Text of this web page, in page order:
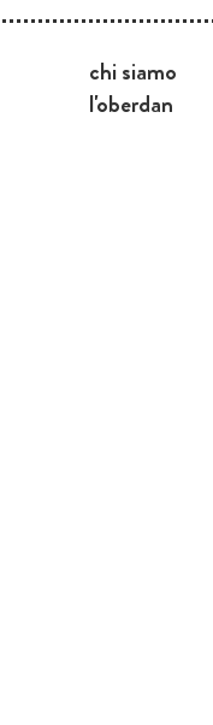
chi siamo
l'oberdan